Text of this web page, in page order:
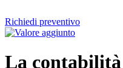
Richiedi preventivo
La